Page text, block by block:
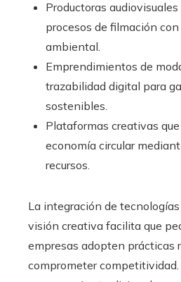
Productoras
procesos de filmación
ambiental.
Emprendimientos de
trazabilidad digital para
sostenibles.
Plataformas creativas
economía circular
recursos.
La integración de
visión creativa facilita que
empresas adopten prácticas
comprometer